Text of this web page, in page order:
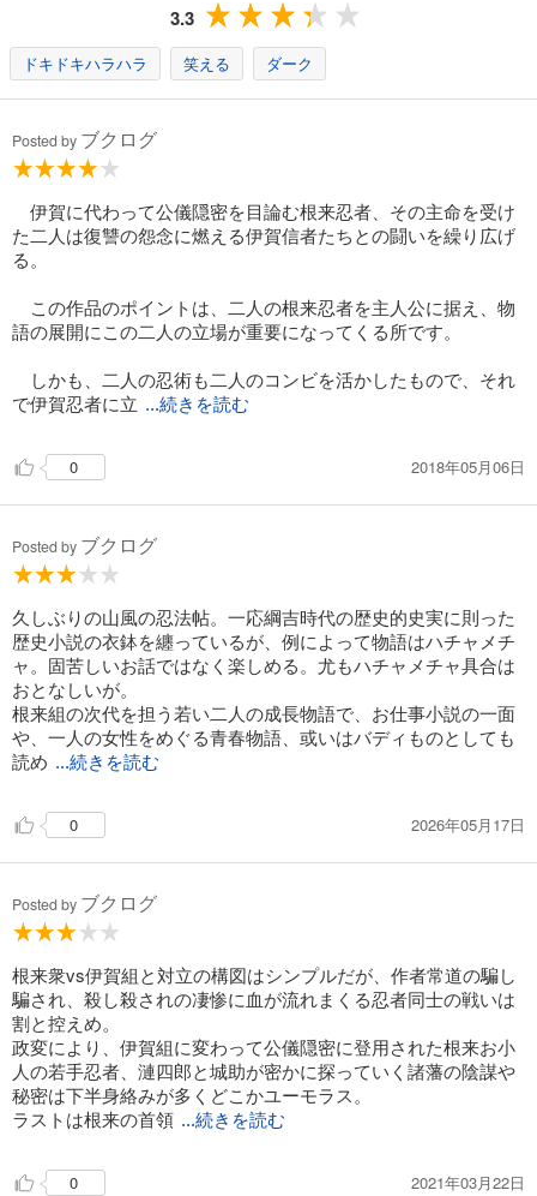
3.3
ドキドキハラハラ 笑える ダーク
Posted by ブクログ
伊賀に代わって公儀隠密を目論む根来忍者、その主命を受け
た二人は復讐の怨念に燃える伊賀信者たちとの闘いを繰り広げ
る。
この作品のポイントは、二人の根来忍者を主人公に据え、物
語の展開にこの二人の立場が重要になってくる所です。
しかも、二人の忍術も二人のコンビを活かしたもので、それ
で伊賀忍者に立 ...続きを読む
0 2018年05月06日
Posted by ブクログ
久しぶりの山風の忍法帖。一応綱吉時代の歴史的史実に則った
歴史小説の衣鉢を纏っているが、例によって物語はハチャメチ
ャ。固苦しいお話ではなく楽しめる。尤もハチャメチャ具合は
おとなしいが。
根来組の次代を担う若い二人の成長物語で、お仕事小説の一面
や、一人の女性をめぐる青春物語、或いはバディものとしても
読め ...続きを読む
0 2026年05月17日
Posted by ブクログ
根来衆vs伊賀組と対立の構図はシンプルだが、作者常道の騙し
騙され、殺し殺されの凄惨に血が流れまくる忍者同士の戦いは
割と控えめ。
政変により、伊賀組に変わって公儀隠密に登用された根来お小
人の若手忍者、漣四郎と城助が密かに探っていく諸藩の陰謀や
秘密は下半身絡みが多くどこかユーモラス。
ラストは根来の首領 ...続きを読む
0 2021年03月22日